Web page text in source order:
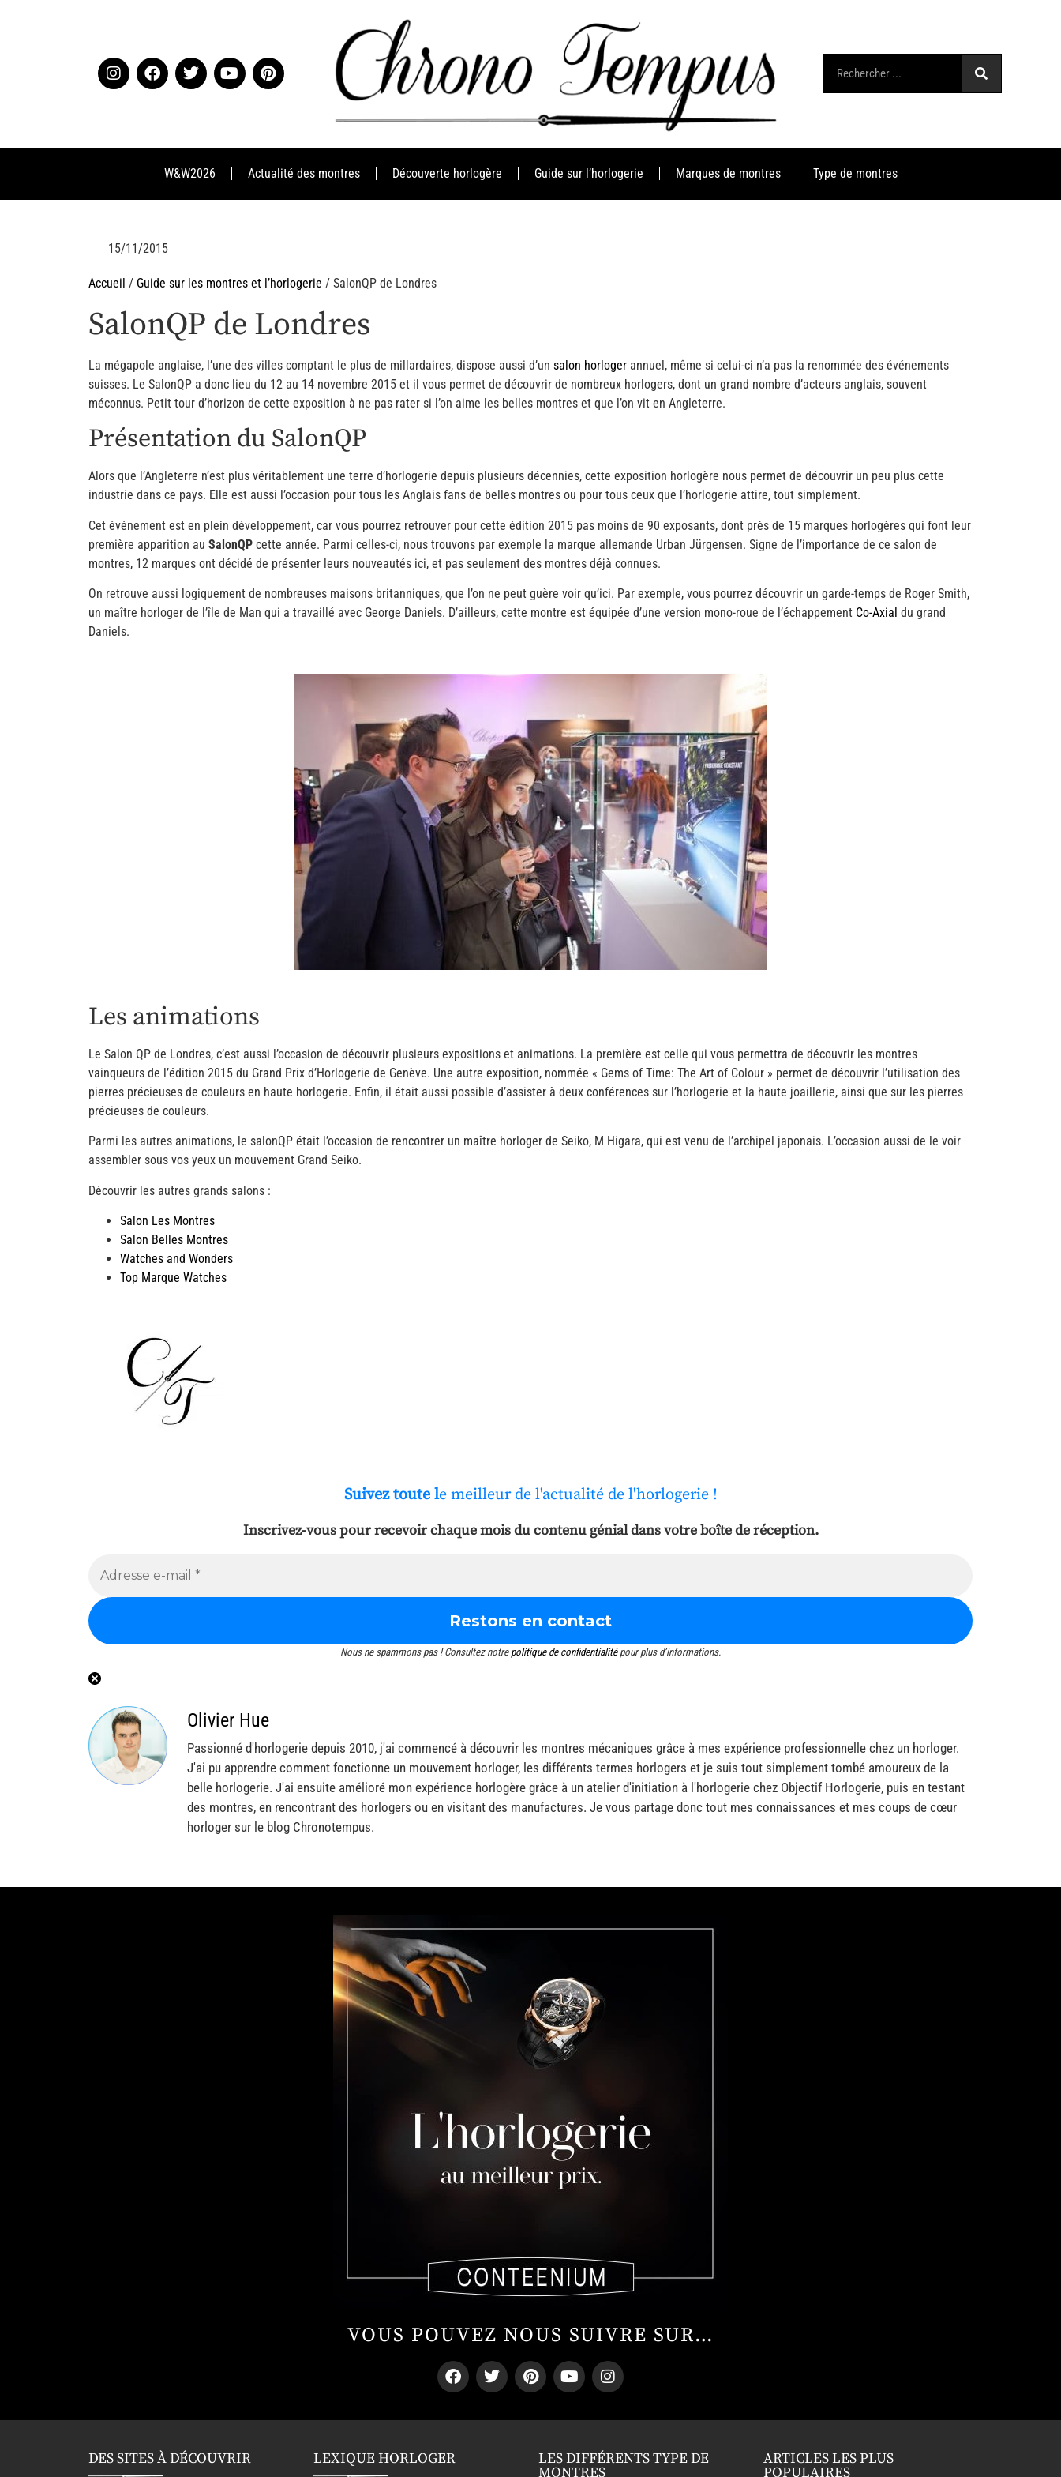
W&W2026 Actualité des montres Découverte horlogère Guide sur l’horlogerie Marques de montres Type de montres
15/11/2015
Accueil / Guide sur les montres et l’horlogerie / SalonQP de Londres
SalonQP de Londres
La mégapole anglaise, l’une des villes comptant le plus de millardaires, dispose aussi d’un salon horloger annuel, même si celui-ci n’a pas la renommée des événements
suisses. Le SalonQP a donc lieu du 12 au 14 novembre 2015 et il vous permet de découvrir de nombreux horlogers, dont un grand nombre d’acteurs anglais, souvent
méconnus. Petit tour d’horizon de cette exposition à ne pas rater si l’on aime les belles montres et que l’on vit en Angleterre.
Présentation du SalonQP
Alors que l’Angleterre n’est plus véritablement une terre d’horlogerie depuis plusieurs décennies, cette exposition horlogère nous permet de découvrir un peu plus cette
industrie dans ce pays. Elle est aussi l’occasion pour tous les Anglais fans de belles montres ou pour tous ceux que l’horlogerie attire, tout simplement.
Cet événement est en plein développement, car vous pourrez retrouver pour cette édition 2015 pas moins de 90 exposants, dont près de 15 marques horlogères qui font leur
première apparition au SalonQP cette année. Parmi celles-ci, nous trouvons par exemple la marque allemande Urban Jürgensen. Signe de l’importance de ce salon de
montres, 12 marques ont décidé de présenter leurs nouveautés ici, et pas seulement des montres déjà connues.
On retrouve aussi logiquement de nombreuses maisons britanniques, que l’on ne peut guère voir qu’ici. Par exemple, vous pourrez découvrir un garde-temps de Roger Smith,
un maître horloger de l’île de Man qui a travaillé avec George Daniels. D’ailleurs, cette montre est équipée d’une version mono-roue de l’échappement Co-Axial du grand
Daniels.
Les animations
Le Salon QP de Londres, c’est aussi l’occasion de découvrir plusieurs expositions et animations. La première est celle qui vous permettra de découvrir les montres
vainqueurs de l’édition 2015 du Grand Prix d’Horlogerie de Genève. Une autre exposition, nommée « Gems of Time: The Art of Colour » permet de découvrir l’utilisation des
pierres précieuses de couleurs en haute horlogerie. Enfin, il était aussi possible d’assister à deux conférences sur l’horlogerie et la haute joaillerie, ainsi que sur les pierres
précieuses de couleurs.
Parmi les autres animations, le salonQP était l’occasion de rencontrer un maître horloger de Seiko, M Higara, qui est venu de l’archipel japonais. L’occasion aussi de le voir
assembler sous vos yeux un mouvement Grand Seiko.
Découvrir les autres grands salons :
Salon Les Montres
Salon Belles Montres
Watches and Wonders
Top Marque Watches
Suivez toute le meilleur de l'actualité de l'horlogerie !
Inscrivez-vous pour recevoir chaque mois du contenu génial dans votre boîte de réception.
Nous ne spammons pas ! Consultez notre politique de confidentialitépour plus d’informations.
Olivier Hue
Passionné d'horlogerie depuis 2010, j'ai commencé à découvrir les montres mécaniques grâce à mes expérience professionnelle chez un horloger.
J'ai pu apprendre comment fonctionne un mouvement horloger, les différents termes horlogers et je suis tout simplement tombé amoureux de la
belle horlogerie. J'ai ensuite amélioré mon expérience horlogère grâce à un atelier d'initiation à l'horlogerie chez Objectif Horlogerie, puis en testant
des montres, en rencontrant des horlogers ou en visitant des manufactures. Je vous partage donc tout mes connaissances et mes coups de cœur
horloger sur le blog Chronotempus.
VOUS POUVEZ NOUS SUIVRE SUR…
DES SITES À DÉCOUVRIR LEXIQUE HORLOGER LES DIFFÉRENTS TYPE DE
MONTRES
ARTICLES LES PLUS
POPULAIRES